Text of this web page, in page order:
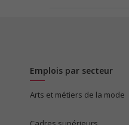
Emplois par secteur
Arts et métiers de la mode